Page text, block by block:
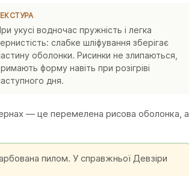
укусі водночас пружність і легка
слабке шліфування зберігає
оболонки. Рисинки не злипаються,
форму навіть при розігріві
дня.
— це перемелена рисова оболонка, а
пилом. У справжньої Девзіри